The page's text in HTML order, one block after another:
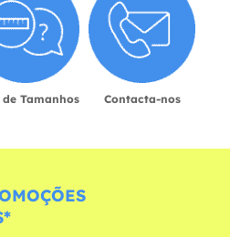
Tamanhos Contacta-nos